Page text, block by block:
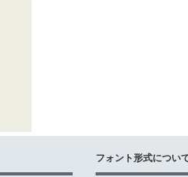
フォント形式につい